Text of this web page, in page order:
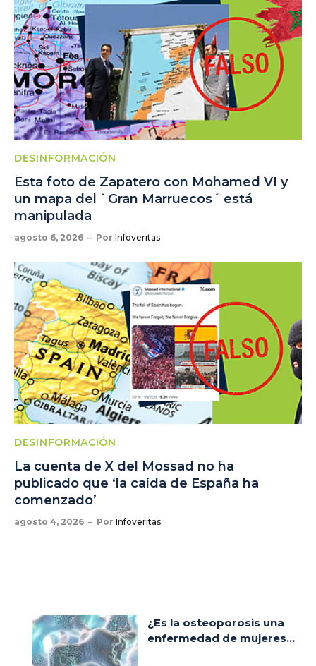
DESINFORMACIÓN
Esta foto de Zapatero con Mohamed VI y
un mapa del `Gran Marruecos´ está
manipulada
agosto 6, 2026 Por Infoveritas
DESINFORMACIÓN
La cuenta de X del Mossad no ha
publicado que ‘la caída de España ha
comenzado’
agosto 4, 2026 Por Infoveritas
¿Es la osteoporosis una
enfermedad de mujeres...